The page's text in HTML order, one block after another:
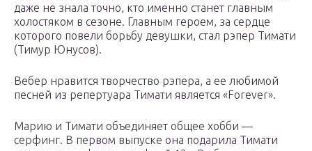
даже не знала точно, кто именно станет главным
холостяком в сезоне. Главным героем, за сердце
которого повели борьбу девушки, стал рэпер Тимати
(Тимур Юнусов).
Вебер нравится творчество рэпера, а ее любимой
песней из репертуара Тимати является «Forever».
Марию и Тимати объединяет общее хобби —
серфинг. В первом выпуске она подарила Тимати